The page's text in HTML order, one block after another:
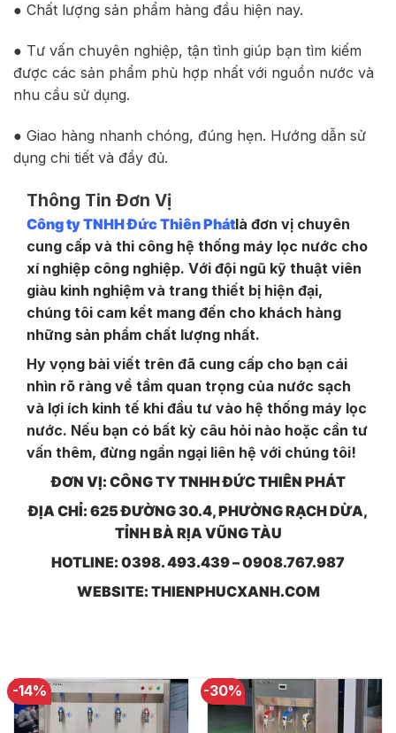
● Chất lượng sản phẩm hàng đầu hiện nay.
● Tư vấn chuyên nghiệp, tận tình giúp bạn tìm kiếm
được các sản phẩm phù hợp nhất với nguồn nước và
nhu cầu sử dụng.
● Giao hàng nhanh chóng, đúng hẹn. Hướng dẫn sử
dụng chi tiết và đầy đủ.
Thông Tin Đơn Vị
Công ty TNHH Đức Thiên Phátlà đơn vị chuyên
cung cấp và thi công hệ thống máy lọc nước cho
xí nghiệp công nghiệp. Với đội ngũ kỹ thuật viên
giàu kinh nghiệm và trang thiết bị hiện đại,
chúng tôi cam kết mang đến cho khách hàng
những sản phẩm chất lượng nhất.
Hy vọng bài viết trên đã cung cấp cho bạn cái
nhìn rõ ràng về tầm quan trọng của nước sạch
và lợi ích kinh tế khi đầu tư vào hệ thống máy lọc
nước. Nếu bạn có bất kỳ câu hỏi nào hoặc cần tư
vấn thêm, đừng ngần ngại liên hệ với chúng tôi!
ĐƠN VỊ: CÔNG TY TNHH ĐỨC THIÊN PHÁT
ĐỊA CHỈ: 625 ĐƯỜNG 30.4, PHƯỜNG RẠCH DỪA,
TỈNH BÀ RỊA VŨNG TÀU
HOTLINE: 0398. 493.439 – 0908.767.987
WEBSITE: THIENPHUCXANH.COM
-14% -30%